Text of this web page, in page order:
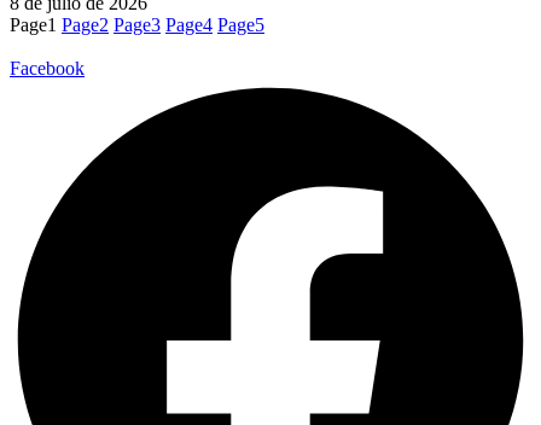
Page1 Page2 Page3 Page4 Page5
Facebook